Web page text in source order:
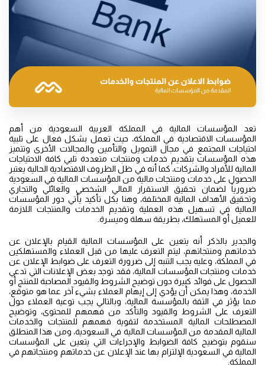
تعد المؤسسات المالية في المملكة العربية السعودية من أهم
المؤسسات الاقتصادية في المملكة، حيث تعمل بشكل فعال على تلبية
احتياجات المجتمع في مجال التمويل والتأمين والمجالات الأخرى وتتميز
هذه المؤسسات بتقديم خدمات ومنتجات متعددة تلبي كافة الاحتياجات
المالية للأفراد والشركات، كما أنه في ظل الظروف الاقتصادية الحالية يعتبر
الحصول على خدمات ومنتجات مالية من المؤسسات المالية في السعودية
ضرورياً لضمان تحقيق الاستقرار المالي الشخصي والعائلي والتجاري
وتحقيق الأهداف المالية المختلفة، وهنا بكل تأكيد يأتي دور المؤسسات
المالية في تسهيل هذه العملية وتقديم الخدمات والمنتجات اللازمة
للعميل أو المستهلك، بطريقة سهلة وميسرة.
والجدير بالذكر أنه يتعين على المؤسسات المالية القيام بالإعلان عن
خدماتهم ومنتجاتهم، ليتم التعرف عليها من قبل العملاء والمستهلكين
في المملكة، وعليه يجب التنبه إلى ضرورة التعرف على ضوابط الإعلان عن
خدمات ومنتجات المؤسسات المالية، فقد توجد بعض الإعلانات التي تدعي
الحصول على فوائد كبيرة دون توضيح الشروط والقيود المصاحبة للمنتج أو
الخدمة، وهذا يمكن أن يؤدي إلى إيهام العملاء بشيء آخر عما هو متوقع،
مما يؤثر في الثقة بالمؤسسة المالية، وبالتالي يجب توعية العملاء حول
التعرف على الشروط والقيود والتأكد من فهمهم للمحتوى، وتوضيح
المصطلحات المالية المستخدمة لتقوية فهمهم للمنتجات والخدمات
المالية المقدمة من المؤسسات المالية في السعودية، ومن هذا المنطلق
سنقوم بتوضيح كافة الضوابط والإجراءات التي يتعين على المؤسسات
المالية في السعودية الإلتزام بها عند الإعلان عن خدماتهم ومنتجاتهم في
المملكة.